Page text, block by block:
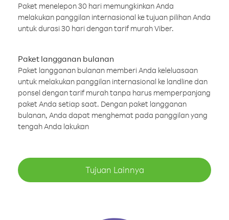
Paket menelepon 30 hari memungkinkan Anda
melakukan panggilan internasional ke tujuan pilihan Anda
untuk durasi 30 hari dengan tarif murah Viber.
Paket langganan bulanan
Paket langganan bulanan memberi Anda keleluasaan
untuk melakukan panggilan internasional ke landline dan
ponsel dengan tarif murah tanpa harus memperpanjang
paket Anda setiap saat. Dengan paket langganan
bulanan, Anda dapat menghemat pada panggilan yang
tengah Anda lakukan
Tujuan Lainnya